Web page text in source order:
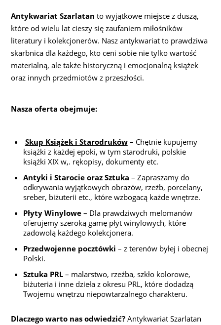
Antykwariat Szarlatan to wyjątkowe miejsce z duszą,
które od wielu lat cieszy się zaufaniem miłośników
literatury i kolekcjonerów. Nasz antykwariat to prawdziwa
skarbnica dla każdego, kto ceni sobie nie tylko wartość
materialną, ale także historyczną i emocjonalną książek
oraz innych przedmiotów z przeszłości.
Nasza oferta obejmuje:
Skup Książek i Starodruków– Chętnie kupujemy
książki z każdej epoki, w tym starodruki, polskie
książki XIX w,. rękopisy, dokumenty etc.
Antyki i Starocie oraz Sztuka – Zapraszamy do
odkrywania wyjątkowych obrazów, rzeźb, porcelany,
sreber, biżuterii etc., które wzbogacą każde wnętrze.
Płyty Winylowe– Dla prawdziwych melomanów
oferujemy szeroką gamę płyt winylowych, które
zadowolą każdego kolekcjonera.
Przedwojenne pocztówki – z terenów byłej i obecnej
Polski.
Sztuka PRL– malarstwo, rzeźba, szkło kolorowe,
biżuteria i inne dzieła z okresu PRL, które dodadzą
Twojemu wnętrzu niepowtarzalnego charakteru.
Dlaczego warto nas odwiedzić? Antykwariat Szarlatan